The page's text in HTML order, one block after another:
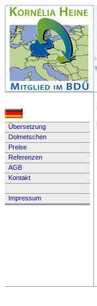
Übersetzung
Dolmetschen
Preise
Referenzen
AGB
Kontakt
Impressum